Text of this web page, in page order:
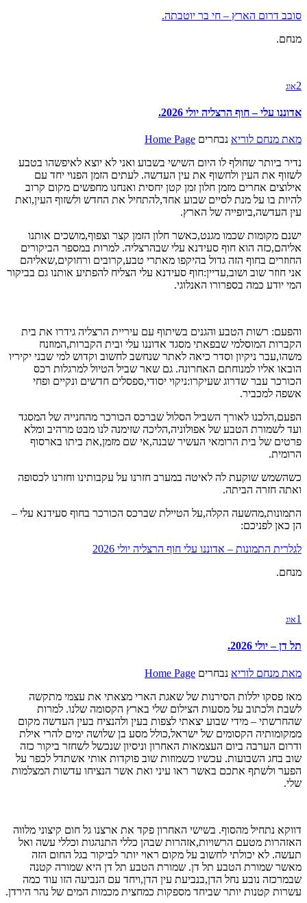
סובב דרום הארץ – חי בר יוטבתה.
מנחם.
2אוג
אדוננו עלי – חוף הרצליה יולי 2026.
מאת מנחם לוריא נבחרים Home Page
נדיר ביותר שחולף לו היום השישי בשבוע ואני לא יוצא לאיפשהו בטבע
לשזוף את העין ולחשוף את עין העדשה. לעתים הזמן הפנוי יחד עם
אילוצים אחרים מזמן חלון זמן קטן יחסית ואנחנו מחפשים מקום קרוב
להיות בו על מנת לסיים שבוע אחד,להתחיל את החדש ולשזוף העין,ואת
עין העדשה,ביופייה של הארץ.
ישנם מקומות שכמו מגנט,כאשר חלון הזמן קצר וצפוף,מושכים אותנו
אליהם,כזה הוא חוף סעידנא עלי שבהרצליה. למרות במספר הביקורים
החוזרים בחוף הזה גדול בהיקפו מאתרי טבע,קרובים ורחוקים,שאליהם
אני חוזר שוב ושוב,עדיין:חוף סעידנא עלי הצליח להפתיע אותנו גם בביקור
המי יודע כמה בספרורו האנלוגי.
והפעם: רשות הטבע והגנים בשיתוף עם עיריית הרצליה גידרו את בית
הקברות המוסלמי שבפאתי מסגד אדוננו עלי ובית הקברות,המוזנח
משהו,עבר ניקיון וסדר כיאה לאתר שנחשב לחשוב וקדוש למי שבני יקיריו
הובאו אליו למנוחתם האחרונה. גם שאר שביל הטיול למרגלות רכס
הכורכר עבר שדרוג שעיקרו:ניקוי יסודי,ספסלים חדשים ונקיים ופחי
אשפה למכביר.
הפעם,הלכנו לאורך השביל הסלול שברכס הכורכר מהחנייה של המסגד
ועד לשמורת הטבע של אפולוניה,הליכה שזימנה לנו מבט מרהיב ומלא
פרטים של בית הרומאי העשיר שבנה,אי שם מזמן,את ביתו בארסוף
הרומית.
כשהשמש שוקעת לה לאיטה במערב חזרנו על עקבותינו וחזרנו לכסופה
ואתה חזרה הביתה.
התמונות,מהשעה הקלה,על הטיילת שברכס הכורכר בחוף סעידנא עלי –
הן כאן לפניכם:
לגלרית התמונות – אדוננו עלי חוף הרצליה יולי 2026
מנחם.
1אוג
תל דן – יולי 2026.
מאת מנחם לוריא נבחרים Home Page
מאז פסקו יללות הסירנות של שאגת הארי מצאתי את עצמי מתקשה
לשבת ולכתוב על מסעות הצילום שלי בארץ הקסומה שלנו. למרות
שהחרשתי – מידי שבוע יצאתי לצפות בעין ולהנציח בעין העדשה מקום
ממקומותיה הקסומים של ישראל,כולל מסע בן שלושה ימים להרי אילת
ודרום הערבה ביום העצמאות האחרון וניסיון שנכשל לשחזר ביקור כזה
שוב בחג השבועות. עכשיו כשמוזות שוב פוקדות אותי אשתדל לכפר על
הפער ולשתף אתכם באשר ראו עיני ואת אשר הנציחו עדשות המצלמות
שלי.
דווקא נתחיל מהסוף. בשישי האחרון פקד את ארצנו גל חום קיצוני מלווה
האזהרות מטעם הרשויות,אזהרות שבהן כללי התנהגות וכללי עשה ואל
תעשה. לא יכולתי לחשוב על מקום ראוי יותר לביקור בגל החום הזה
מאשר שמורת הטבע תל דן. שמורת הטבע תל דן היא שמורה קטנה
שבמרכזה נובע נחל הדן,בנביעת עין הדן,ויחד עם הנביעה הזו עוד כמה
עשרות קטנות יותר שביחד מספקות כמחצית מכמות המים של נהר הירדן.